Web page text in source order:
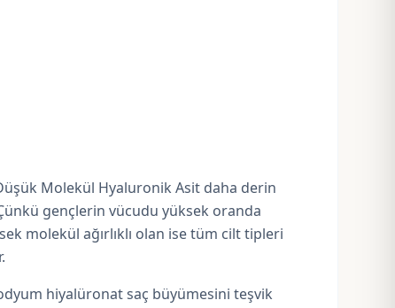
Molekül Hyaluronik Asit daha derin
gençlerin vücudu yüksek oranda
molekül ağırlıklı olan ise tüm cilt tipleri
hiyalüronat saç büyümesini teşvik